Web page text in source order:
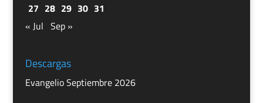
27 28 29 30 31
« Jul Sep »
Descargas
Evangelio Septiembre 2026